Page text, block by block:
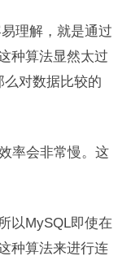
理解，就是通过
种算法显然太过
对数据比较的
率会非常慢。 这
以MySQL即使在
种算法来进行连